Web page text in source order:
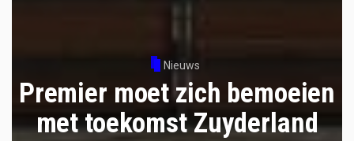
Nieuws
Premier moet zich bemoeien
met toekomst Zuyderland